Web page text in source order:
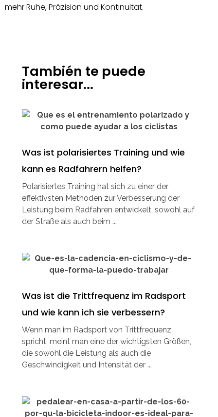
mehr Ruhe, Präzision und Kontinuität.
También te puede
interesar...
Was ist polarisiertes Training und wie
kann es Radfahrern helfen?
Polarisiertes Training hat sich zu einer der
effektivsten Methoden zur Verbesserung der
Leistung beim Radfahren entwickelt, sowohl auf
der Straße als auch beim ...
Was ist die Trittfrequenz im Radsport
und wie kann ich sie verbessern?
Wenn man im Radsport von Trittfrequenz
spricht, meint man eine der wichtigsten Größen,
die sowohl die Leistung als auch die
Geschwindigkeit und Intensität der ...